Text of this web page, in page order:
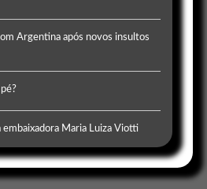
Argentina após novos insultos
Maria Luiza Viotti